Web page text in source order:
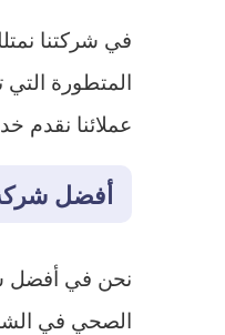
في شركتنا
المتطورة
عملائنا نقدم
أفضل
نحن في أفضل
الصحي في